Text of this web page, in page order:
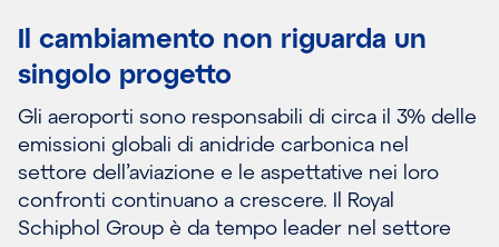
Il cambiamento non riguarda un
singolo progetto
Gli aeroporti sono responsabili di circa il 3% delle
emissioni globali di anidride carbonica nel
settore dell’aviazione e le aspettative nei loro
confronti continuano a crescere. Il Royal
Schiphol Group è da tempo leader nel settore